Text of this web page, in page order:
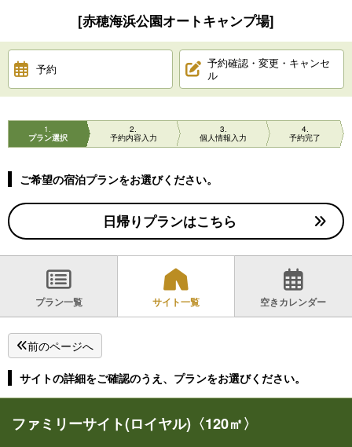
[赤穂海浜公園オートキャンプ場]
予約
予約確認・変更・キャンセ
ル
1
プラン選択
2
予約内容入力
3
個人情報入力
4
予約完了
ご希望の宿泊プランをお選びください。
日帰りプランはこちら
プラン一覧 サイト一覧 空きカレンダー
前のページへ
サイトの詳細をご確認のうえ、プランをお選びください。
ファミリーサイト(ロイヤル)〈120㎡〉